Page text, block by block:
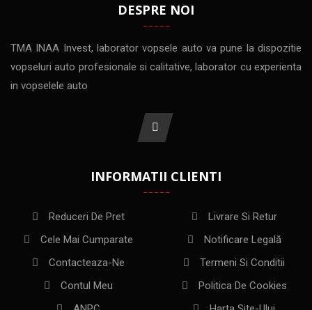
DESPRE NOI
TMA INAA Invest, laborator vopsele auto va pune la dispozitie
vopseluri auto profesionale si calitative, laborator cu experienta
in vopselele auto
INFORMATII CLIENTI
Reduceri De Pret
Cele Mai Cumparate
Contacteaza-Ne
Contul Meu
Livrare Si Retur
Notificare Legală
Termeni Si Conditii
Politica De Cookies